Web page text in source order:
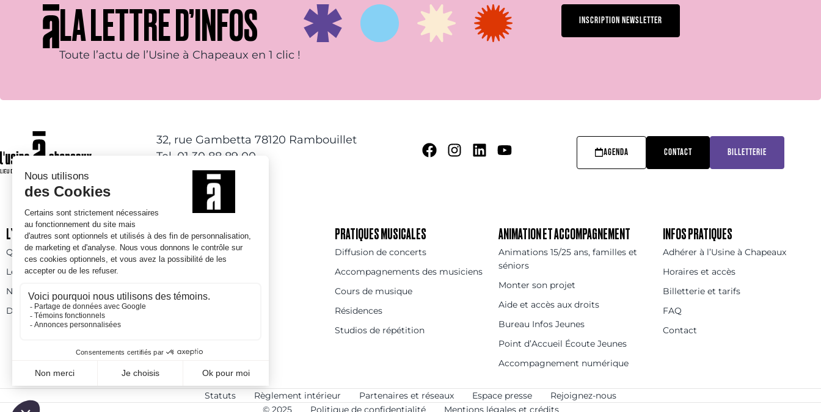
LA LETTRE D’INFOS
Toute l’actu de l’Usine à Chapeaux en 1 clic !
INSCRIPTION NEWSLETTER
32, rue Gambetta 78120 Rambouillet
Tel. 01 30 88 89 00
AGENDA CONTACT BILLETTERIE
L’USINE À CHAPEAUX
Qui sommes-nous
Les espaces
Nos prestations
Devenez bénévole
ACTIVITÉS DE LOISIRS
Activités à l’année
Skatepark
PRATIQUES MUSICALES
Diffusion de concerts
Accompagnements des musiciens
Cours de musique
Résidences
Studios de répétition
ANIMATION ET ACCOMPAGNEMENT
Animations 15/25 ans, familles et
séniors
Monter son projet
Aide et accès aux droits
Bureau Infos Jeunes
Point d’Accueil Écoute Jeunes
Accompagnement numérique
INFOS PRATIQUES
Adhérer à l’Usine à Chapeaux
Horaires et accès
Billetterie et tarifs
FAQ
Contact
Statuts Règlement intérieur Partenaires et réseaux Espace presse
Rejoignez-nous
© 2025
Politique de confidentialité Mentions légales et crédits